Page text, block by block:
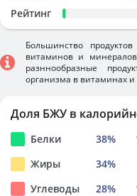
Рейтинг
Большинство
витаминов и
разннообразные
организма в витаминах
Доля БЖУ в
Белки 38%
Жиры
34%
Углеводы
28%